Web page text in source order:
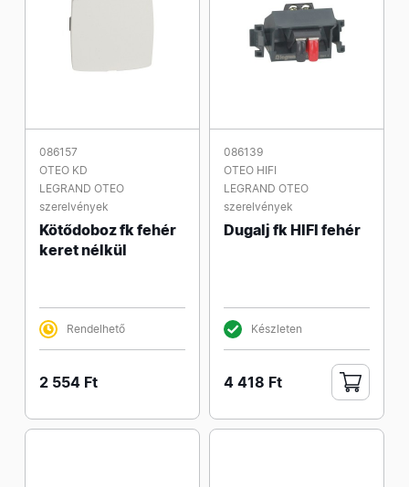
086157
OTEO KD
LEGRAND OTEO
szerelvények
Kötődoboz fk fehér
keret nélkül
Rendelhető
2 554 Ft
086139
OTEO HIFI
LEGRAND OTEO
szerelvények
Dugalj fk HIFI fehér
Készleten
4 418 Ft